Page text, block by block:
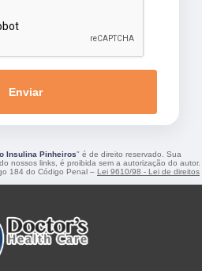
Enviar
Insulina Pinheiros" é de direito reservado. Sua
nossos links, é proibida sem a autorização do autor.
184 do Código Penal – Lei 9610/98 - Lei de direitos